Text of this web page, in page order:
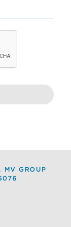
MV GROUP